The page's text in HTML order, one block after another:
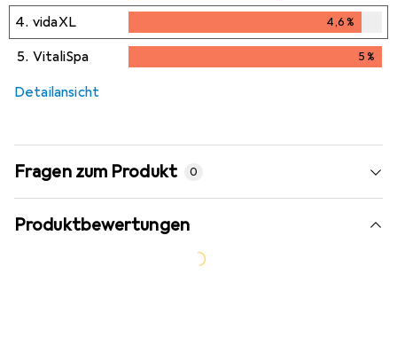
4. vidaXL 4,6%
4,6%
5. VitaliSpa 5%
Detailansicht
Fragen zum Produkt 0
Produktbewertungen